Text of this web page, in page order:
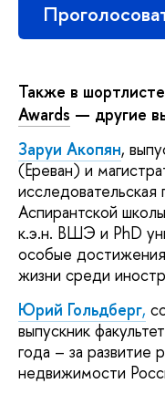
Также в
Awards — другие
Заруи Акопян,
(Ереван) и
Аспирантской
к.э.н. ВШЭ и PhD
особые
жизни среди
Юрий Гольдберг,
выпускник
года – за развитие
недвижимости